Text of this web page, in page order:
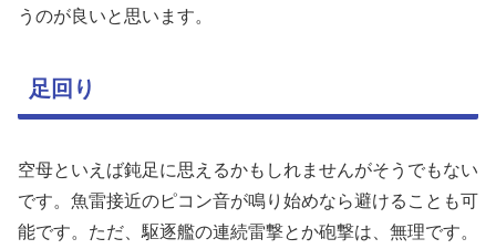
うのが良いと思います。
足回り
空母といえば鈍足に思えるかもしれませんがそうでもない
です。魚雷接近のピコン音が鳴り始めなら避けることも可
能です。ただ、駆逐艦の連続雷撃とか砲撃は、無理です。